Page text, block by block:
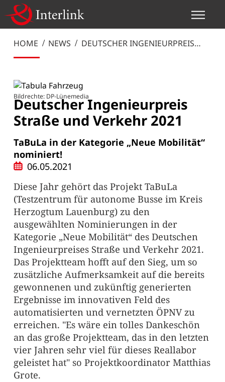
HOME NEWS
DEUTSCHER INGENIEURPREIS
Bildrechte: DP-Lünemedia
Deutscher Ingenieurpreis
Straße und Verkehr 2021
TaBuLa in der Kategorie „Neue Mobilität“
nominiert!
06.05.2021
Diese Jahr gehört das Projekt TaBuLa
(Testzentrum für autonome Busse im Kreis
Herzogtum Lauenburg) zu den
ausgewählten Nominierungen in der
Kategorie „Neue Mobilität“ des Deutschen
Ingenieurpreises Straße und Verkehr 2021.
Das Projektteam hofft auf den Sieg, um so
zusätzliche Aufmerksamkeit auf die bereits
gewonnenen und zukünftig generierten
Ergebnisse im innovativen Feld des
automatisierten und vernetzten ÖPNV zu
erreichen. "Es wäre ein tolles Dankeschön
an das große Projektteam, das in den letzten
vier Jahren sehr viel für dieses Reallabor
geleistet hat" so Projektkoordinator Matthias
Grote.